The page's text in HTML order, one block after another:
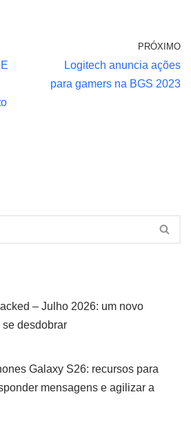
PRÓXIMO
Logitech anuncia ações
para gamers na BGS 2023
– Julho 2026: um novo
se desdobrar
Galaxy S26: recursos para
mensagens e agilizar a